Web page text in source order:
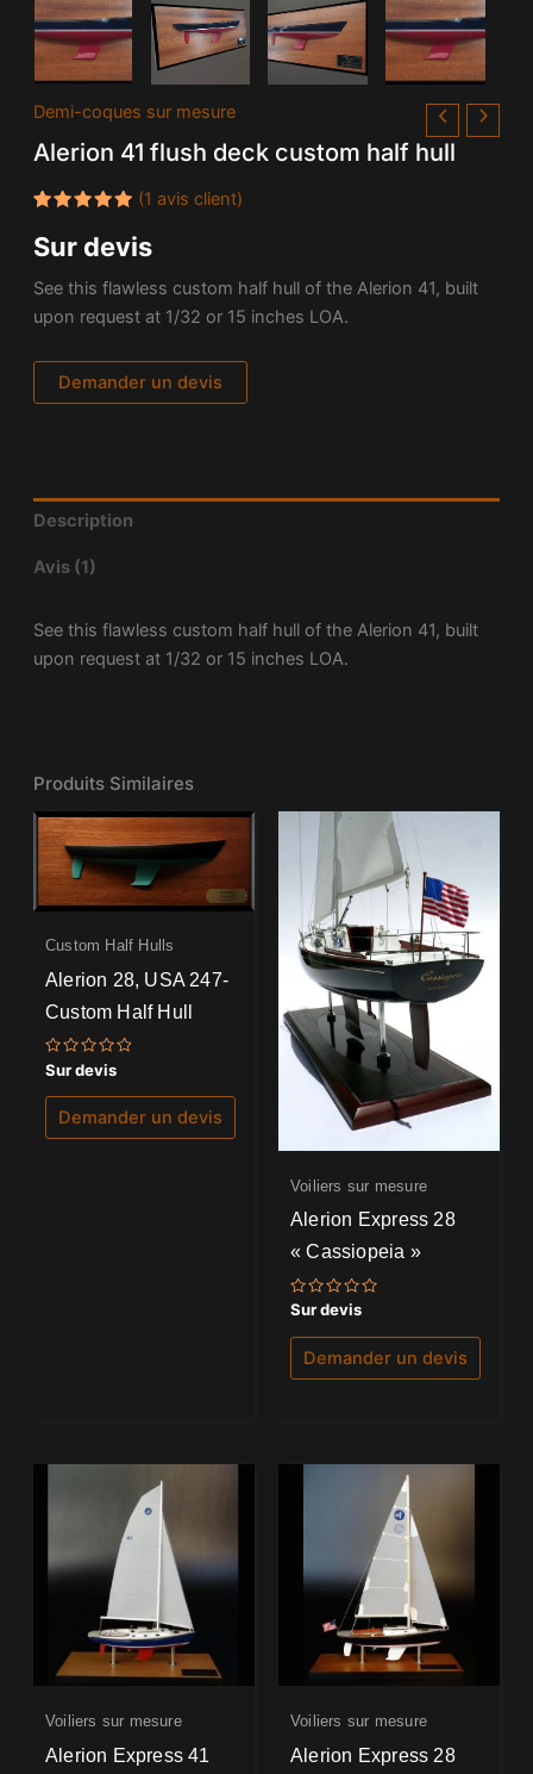
Demi-coques sur mesure
Alerion 41 flush deck custom half hull
sur 5
basé
notation
(1 avis client)
Sur devis
See this flawless custom half hull of the Alerion 41, built
upon request at 1/32 or 15 inches LOA.
Demander un devis
Description
Avis (1)
See this flawless custom half hull of the Alerion 41, built
upon request at 1/32 or 15 inches LOA.
Produits Similaires
Custom Half Hulls
Alerion 28, USA 247-
Custom Half Hull
Note
0
sur
Sur devis
Demander un devis
Voiliers sur mesure
Alerion Express 28
« Cassiopeia »
Note
0
sur
Sur devis
Demander un devis
Voiliers sur mesure
Alerion Express 41
Voiliers sur mesure
Alerion Express 28